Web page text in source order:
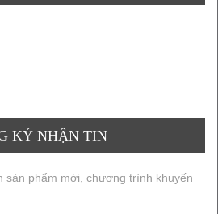
KÝ NHẬN TIN
sản phẩm mới, chương trình khuyến